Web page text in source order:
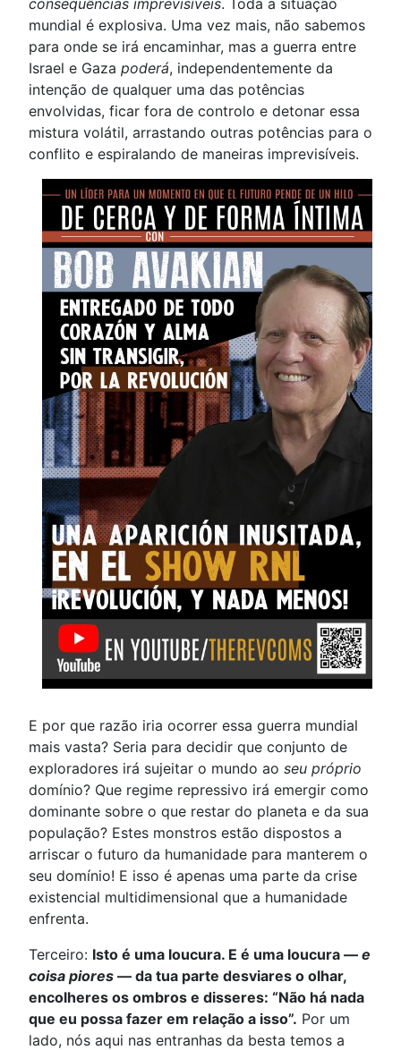
consequências imprevisíveis. Toda a situação
mundial é explosiva. Uma vez mais, não sabemos
para onde se irá encaminhar, mas a guerra entre
Israel e Gaza poderá, independentemente da
intenção de qualquer uma das potências
envolvidas, ficar fora de controlo e detonar essa
mistura volátil, arrastando outras potências para o
conflito e espiralando de maneiras imprevisíveis.
E por que razão iria ocorrer essa guerra mundial
mais vasta? Seria para decidir que conjunto de
exploradores irá sujeitar o mundo ao seu próprio
domínio? Que regime repressivo irá emergir como
dominante sobre o que restar do planeta e da sua
população? Estes monstros estão dispostos a
arriscar o futuro da humanidade para manterem o
seu domínio! E isso é apenas uma parte da crise
existencial multidimensional que a humanidade
enfrenta.
Terceiro: Isto é uma loucura. E é uma loucura — e
coisa piores — da tua parte desviares o olhar,
encolheres os ombros e disseres: “Não há nada
que eu possa fazer em relação a isso”. Por um
lado, nós aqui nas entranhas da besta temos a